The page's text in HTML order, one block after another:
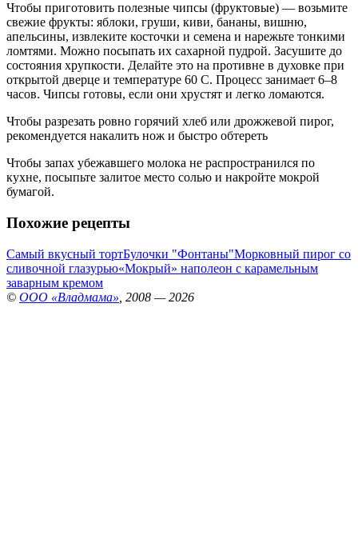
Чтобы приготовить полезные чипсы (фруктовые) — возьмите
свежие фрукты: яблоки, груши, киви, бананы, вишню,
апельсины, извлеките косточки и семена и нарежьте тонкими
ломтями. Можно посыпать их сахарной пудрой. Засушите до
состояния хрупкости. Делайте это на противне в духовке при
открытой дверце и температуре 60 С. Процесс занимает 6–8
часов. Чипсы готовы, если они хрустят и легко ломаются.
Чтобы разрезать ровно горячий хлеб или дрожжевой пирог,
рекомендуется накалить нож и быстро обтереть
Чтобы запах убежавшего молока не распространился по
кухне, посыпьте залитое место солью и накройте мокрой
бумагой.
Похожие рецепты
Самый вкусный тортБулочки "Фонтаны"Морковный пирог со
сливочной глазурью«Мокрый» наполеон с карамельным
заварным кремом
© ООО «Владмама» , 2008 — 2026